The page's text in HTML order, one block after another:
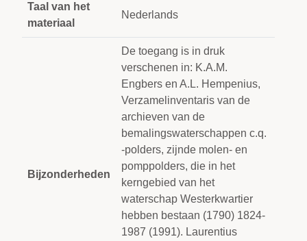
Taal van het
materiaal
Nederlands
Bijzonderheden
De toegang is in druk
verschenen in: K.A.M.
Engbers en A.L. Hempenius,
Verzamelinventaris van de
archieven van de
bemalingswaterschappen c.q.
-polders, zijnde molen- en
pomppolders, die in het
kerngebied van het
waterschap Westerkwartier
hebben bestaan (1790) 1824-
1987 (1991). Laurentius